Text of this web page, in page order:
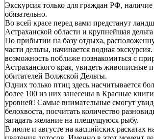
Экскурсия только для граждан РФ, наличие
обязательно.
Во всей красе перед вами предстанут
Астраханской области и крупнейшая
По прибытии на базу отдыха,
части дельты, начинается водная
возможность поближе познакомиться с
Астраханского края, увидеть живописные
обитателей Волжской Дельты.
Одних только птиц здесь насчитывается
более 100 из них занесены в Красные
уровней! Самые внимательные смогут
белохвоста, посчитать количество
загадать желание на плещущуюся рыбу.
В июле и августе на каспийских раскатах